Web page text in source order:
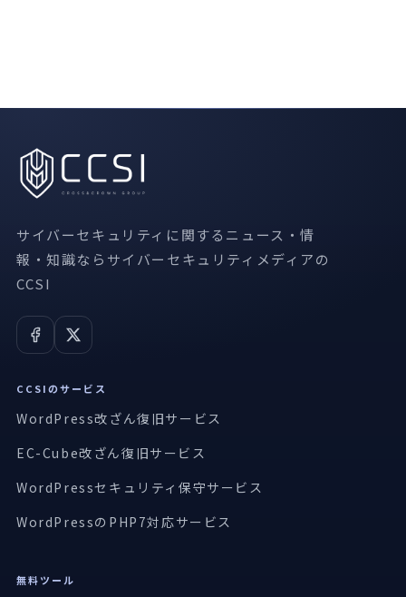
サイバーセキュリティに関するニュース・情
報・知識ならサイバーセキュリティメディアの
CCSI
CCSIのサービス
WordPress改ざん復旧サービス
EC-Cube改ざん復旧サービス
WordPressセキュリティ保守サービス
WordPressのPHP7対応サービス
無料ツール